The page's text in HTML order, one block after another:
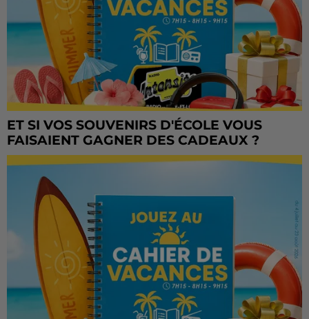
ET SI VOS SOUVENIRS D'ÉCOLE VOUS
FAISAIENT GAGNER DES CADEAUX ?